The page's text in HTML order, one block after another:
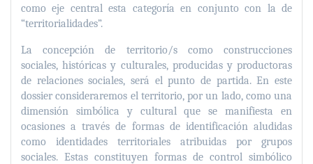
como eje central esta categoría en conjunto con la de
“territorialidades”.
La concepción de territorio/s como construcciones
sociales, históricas y culturales, producidas y productoras
de relaciones sociales, será el punto de partida.En este
dossier consideraremos elterritorio, por un lado, como una
dimensión simbólica y cultural que se manifiesta en
ocasiones a través de formas de identificación aludidas
como identidades territoriales atribuidas por grupos
sociales. Estas constituyen formas de control simbólico